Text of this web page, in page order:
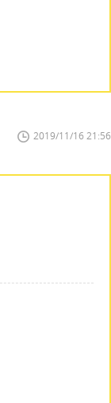
2019/11/16 21:56